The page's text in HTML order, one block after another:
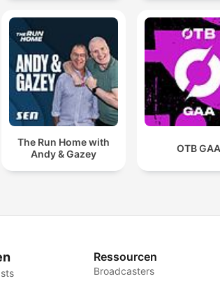
The Run Home with
Andy & Gazey
OTB GAA
Ressourcen
Broadcasters